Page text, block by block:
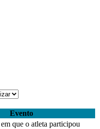
Evento
que o atleta participou